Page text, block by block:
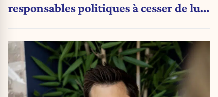
responsables politiques à cesser de lui